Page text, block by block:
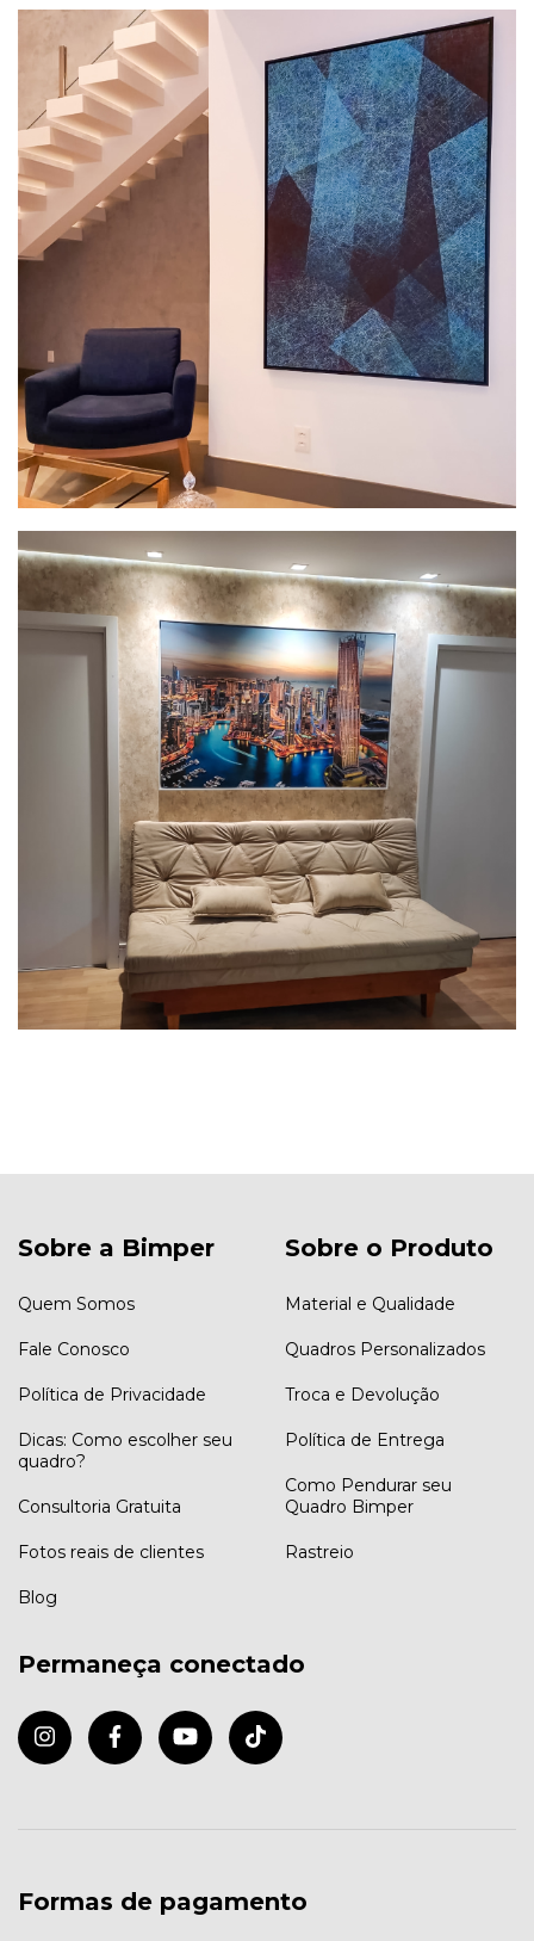
Sobre a Bimper
Quem Somos
Fale Conosco
Política de Privacidade
Dicas: Como escolher seu
quadro?
Consultoria Gratuita
Fotos reais de clientes
Blog
Sobre o Produto
Material e Qualidade
Quadros Personalizados
Troca e Devolução
Política de Entrega
Como Pendurar seu
Quadro Bimper
Rastreio
Permaneça conectado
Formas de pagamento